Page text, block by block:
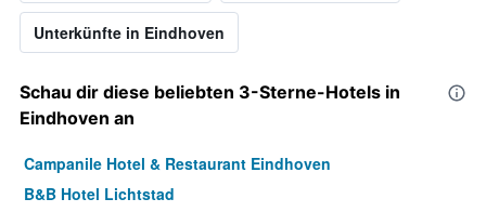
Unterkünfte in Eindhoven
Schau dir diese beliebten 3-Sterne-Hotels in
Eindhoven an
Campanile Hotel & Restaurant Eindhoven
B&B Hotel Lichtstad